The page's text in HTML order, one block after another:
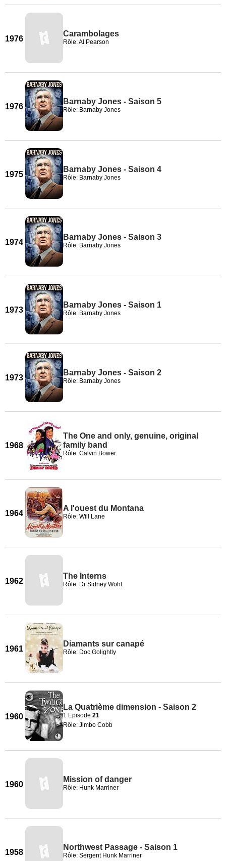
1976
Carambolages
Rôle: Al Pearson
1976
Barnaby Jones - Saison 5
Rôle: Barnaby Jones
1975
Barnaby Jones - Saison 4
Rôle: Barnaby Jones
1974
Barnaby Jones - Saison 3
Rôle: Barnaby Jones
1973
Barnaby Jones - Saison 1
Rôle: Barnaby Jones
1973
Barnaby Jones - Saison 2
Rôle: Barnaby Jones
1968
The One and only, genuine, original
family band
Rôle: Calvin Bower
1964
A l'ouest du Montana
Rôle: Will Lane
1962
The Interns
Rôle: Dr Sidney Wohl
1961
Diamants sur canapé
Rôle: Doc Golightly
1960
La Quatrième dimension - Saison 2
1 Episode 21
Rôle: Jimbo Cobb
1960
Mission of danger
Rôle: Hunk Marriner
1958
Northwest Passage - Saison 1
Rôle: Sergent Hunk Marriner